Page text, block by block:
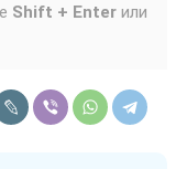
Shift + Enter или